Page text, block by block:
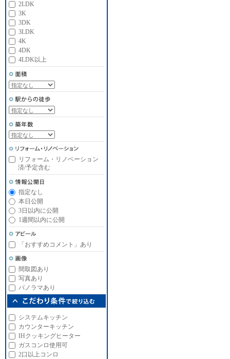
2LDK
3K
3DK
3LDK
4K
4DK
4LDK以上
リフォーム・リノベーション
済/予定含む
指定なし
本日公開
3日以内に公開
1週間以内に公開
「おすすめコメント」あり
間取図あり
写真あり
パノラマあり
システムキッチン
カウンターキッチン
IHクッキングヒーター
ガスコンロ使用可
2口以上コンロ